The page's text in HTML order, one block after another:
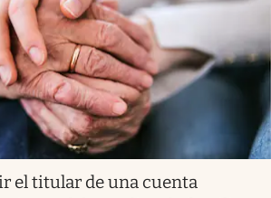
el titular de una cuenta